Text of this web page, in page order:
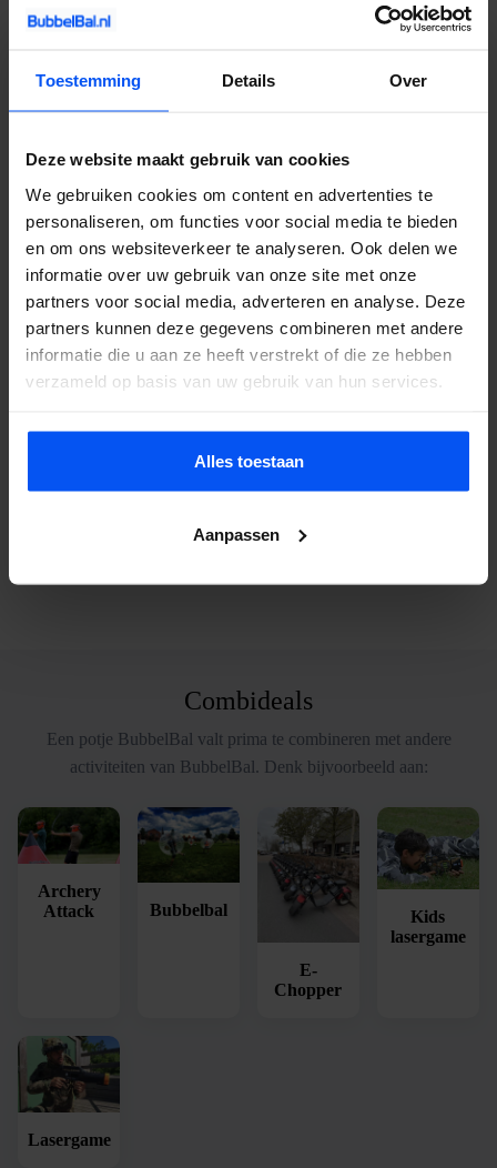
Toestemming Details Over
Deze website maakt gebruik van cookies
We gebruiken cookies om content en advertenties te
personaliseren, om functies voor social media te bieden
en om ons websiteverkeer te analyseren. Ook delen we
informatie over uw gebruik van onze site met onze
partners voor social media, adverteren en analyse. Deze
partners kunnen deze gegevens combineren met andere
informatie die u aan ze heeft verstrekt of die ze hebben
verzameld op basis van uw gebruik van hun services.
Alles toestaan
Aanpassen
valt zacht en stuitert terug. Het voelt eerder als lachen dan als pijn.
Wat kost het?
Hangt af van groepsgrootte, duur en locatie. Neem contact op
voor een offerte, je hoort binnen 24 uur.
Kan het bij regen?
Ja. De ballen zijn waterdicht en op nat gras glijdt en stuitert het
zelfs extra goed. We annuleren alleen bij onweer of zware storm.
Groepen van 8 tot 50. Bij grotere groepen werken we met
wisselende teams en rondes.
Ja. Wij komen met een busje naar jouw locatie. Tuin, park,
Combideals
Een potje BubbelBal valt prima te combineren met andere
activiteiten van BubbelBal. Denk bijvoorbeeld aan:
Archery
Attack
Bubbelbal
E-
Chopper
Kids
lasergame
Lasergame